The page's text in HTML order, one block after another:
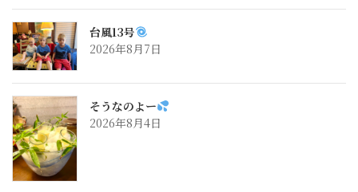
台風13号
2026年8月7日
そうなのよー
2026年8月4日